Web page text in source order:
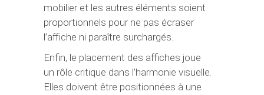
mobilier et les autres éléments soient
proportionnels pour ne pas écraser
l’affiche ni paraître surchargés.
Enfin, le placement des affiches joue
un rôle critique dans l’harmonie visuelle.
Elles doivent être positionnées à une